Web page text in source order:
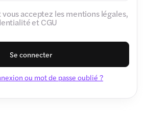
acceptez les mentions légales,
et CGU
Se connecter
ou mot de passe oublié ?